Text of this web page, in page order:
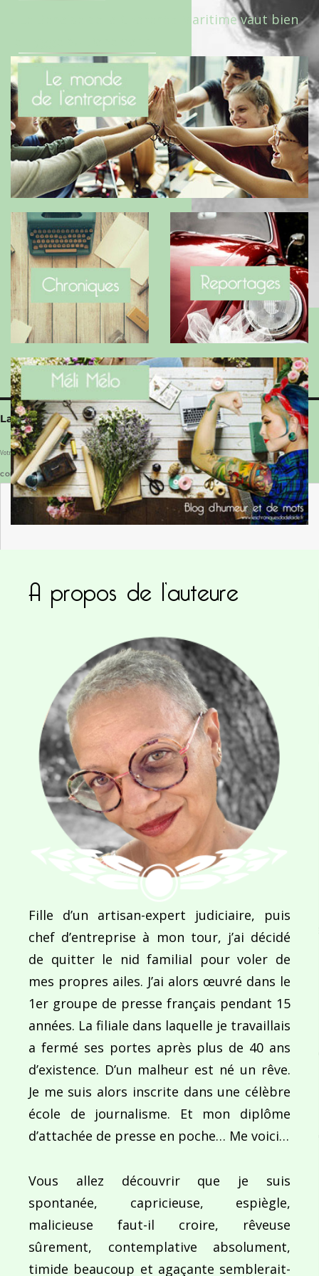
Laisser un commentaire
Votre adresse e-mail ne sera pas publiée.Les champs obligatoires sont indiqués avec
COMMENTAIRE *
Enregistrer mon nom, mon e-mail et mon site dans le navigateur pour mon prochain commentaire.
Ce site utilise Akismet pour réduire les
commentaires sont traitées .
Navigation
l’article
Episode 2 : Qui sont les girls de l’équipage 231 ?
Le Benaise de la Charente-Maritime vaut bien
A propos de l’auteure
Fille d’un artisan-expert judiciaire, puis
chef d’entreprise à mon tour, j’ai décidé
de quitter le nid familial pour voler de
mes propres ailes. J’ai alors œuvré dans le
1er groupe de presse français pendant 15
années. La filiale dans laquelle je travaillais
a fermé ses portes après plus de 40 ans
d’existence. D’un malheur est né un rêve.
Je me suis alors inscrite dans une célèbre
école de journalisme. Et mon diplôme
d’attachée de presse en poche… Me voici…
Vous allez découvrir que je suis
spontanée, capricieuse, espiègle,
malicieuse faut-il croire, rêveuse
sûrement, contemplative absolument,
timide beaucoup et agaçante semblerait-